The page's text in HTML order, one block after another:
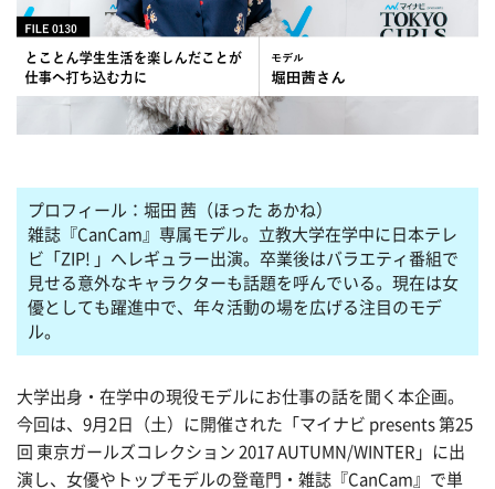
プロフィール：堀田 茜（ほった あかね）
雑誌『CanCam』専属モデル。立教大学在学中に日本テレ
ビ「ZIP! 」へレギュラー出演。卒業後はバラエティ番組で
見せる意外なキャラクターも話題を呼んでいる。現在は女
優としても躍進中で、年々活動の場を広げる注目のモデ
ル。
大学出身・在学中の現役モデルにお仕事の話を聞く本企画。
今回は、9月2日（土）に開催された「マイナビ presents 第25
回 東京ガールズコレクション 2017 AUTUMN/WINTER」に出
演し、女優やトップモデルの登竜門・雑誌『CanCam』で単